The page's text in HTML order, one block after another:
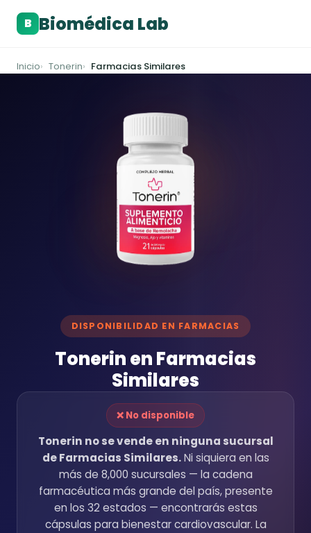
B Biomédica Lab
Inicio Tonerin Farmacias Similares
DISPONIBILIDAD EN FARMACIAS
Tonerin en Farmacias
Similares
❌ No disponible
Tonerin no se vende en ninguna sucursal
de Farmacias Similares.Ni siquiera en las
más de 8,000 sucursales — la cadena
farmacéutica más grande del país, presente
en los 32 estados — encontrarás estas
cápsulas para bienestar cardiovascular. La